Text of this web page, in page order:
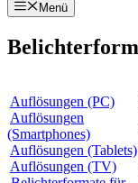
Menü
Auflösungen (PC)
Auflösungen
(Smartphones)
Auflösungen (Tablets)
Auflösungen (TV)